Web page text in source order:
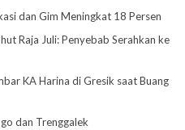
dan Gim Meningkat 18 Persen
Raja Juli: Penyebab Serahkan ke
KA Harina di Gresik saat Buang
dan Trenggalek